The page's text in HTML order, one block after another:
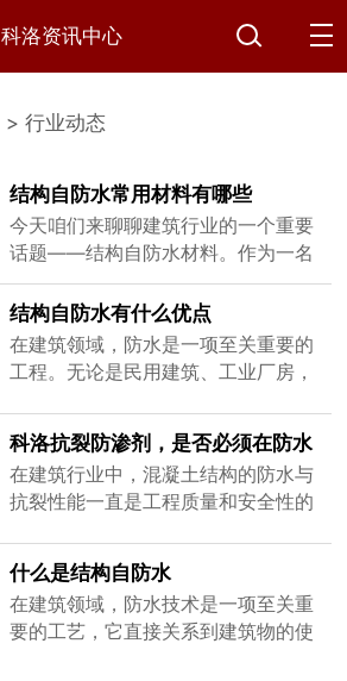
科洛资讯中心
> 行业动态
结构自防水常用材料有哪些
今天咱们来聊聊建筑行业的一个重要
话题——结构自防水材料。作为一名
专注于建筑防水材料的厂家，我发现
很多朋友对"结构自防水"这个概念还比
较陌生，甚至有人以为防水就是简单
地刷层涂料或者铺层卷材。其实不
然，结构自防水是一种全新的防水理
念，它让混凝土结构本身就能防水，
听起来很神奇吧?咱们一起来揭开它的
神秘面纱。
结构自防水有什么优点
在建筑领域，防水是一项至关重要的
工程。无论是民用建筑、工业厂房，
性能都直接关系到建筑物的使用寿命
和安全性。传统的防水方法多采用附
加防水材料层，如防水卷材、涂料
等，但这些方法存在施工复杂、易老
自防水作为一种新型的防水理念，逐
渐受到业......
科洛抗裂防渗剂，是否必须在防水
混凝土的基础上添加？
在建筑行业中，混凝土结构的防水与
抗裂性能一直是工程质量和安全性的
型材料的研发，科洛抗裂防渗剂作为
一种创新的建筑材料添加剂，逐渐在
建筑防水领域崭露头角。然而，关于
科洛抗裂防渗剂是否必须在防水混凝
什么是结构自防水
在建筑领域，防水技术是一项至关重
要的工艺，它直接关系到建筑物的使